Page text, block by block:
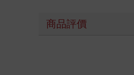
商品評價